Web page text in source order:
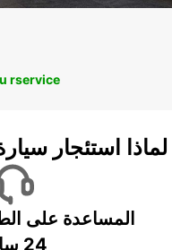
rservice
لماذا استئجار
المساعدة على
24 ساعة